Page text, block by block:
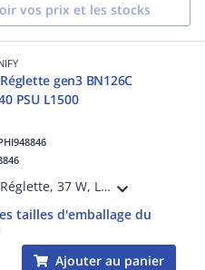
vos prix et les stocks
gen3 BN126C
PSU L1500
CoreLine Réglette, 37 W, L1500 mm, 5200 lm, 4000 K, Opale, IP20, TW1-ready, EL-ready
tailles d'emballage du
Ajouter au panier